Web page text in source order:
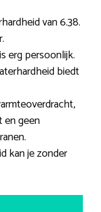
van 6.38.
erg persoonlijk.
biedt
en geen
kan je zonder